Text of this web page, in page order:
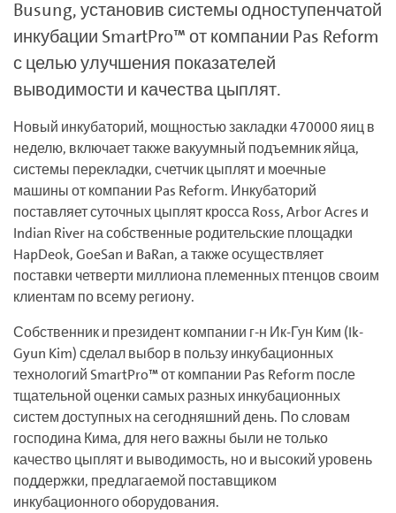
Busung, установив системы одноступенчатой
инкубации SmartPro™ от компании Pas Reform
с целью улучшения показателей
выводимости и качества цыплят.
Новый инкубаторий, мощностью закладки 470000 яиц в
неделю, включает также вакуумный подъемник яйца,
системы перекладки, счетчик цыплят и моечные
машины от компании Pas Reform. Инкубаторий
поставляет суточных цыплят кросса Ross, Arbor Acres и
Indian River на собственные родительские площадки
HapDeok, GoeSan и BaRan, а также осуществляет
поставки четверти миллиона племенных птенцов своим
клиентам по всему региону.
Собственник и президент компании г-н Ик-Гун Ким (Ik-
Gyun Kim) сделал выбор в пользу инкубационных
технологий SmartPro™ от компании Pas Reform после
тщательной оценки самых разных инкубационных
систем доступных на сегодняшний день. По словам
господина Кима, для него важны были не только
качество цыплят и выводимость, но и высокий уровень
поддержки, предлагаемой поставщиком
инкубационного оборудования.